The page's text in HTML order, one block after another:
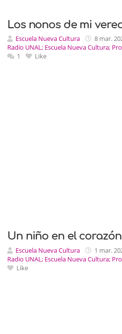
Los nonos de mi
Escuela Nueva Cultura 8 mar.
Radio UNAL; Escuela Nueva Cultura;
1
Like
Un niño en el corazón
Escuela Nueva Cultura 1 mar.
Radio UNAL; Escuela Nueva Cultura;
Like